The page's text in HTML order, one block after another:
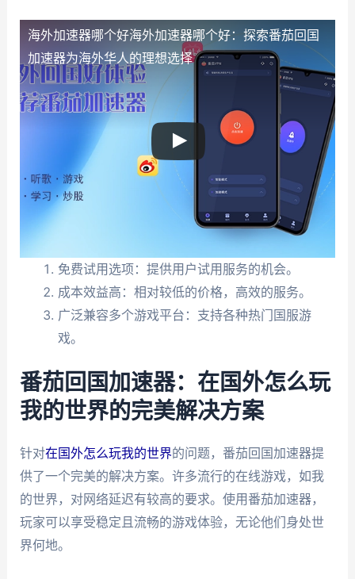
海外加速器哪个好海外加速器哪个好：探索番茄回国
加速器为海外华人的理想选择
免费试用选项：提供用户试用服务的机会。
成本效益高：相对较低的价格，高效的服务。
广泛兼容多个游戏平台：支持各种热门国服游
戏。
番茄回国加速器：在国外怎么玩
我的世界的完美解决方案
针对在国外怎么玩我的世界的问题，番茄回国加速器提
供了一个完美的解决方案。许多流行的在线游戏，如我
的世界，对网络延迟有较高的要求。使用番茄加速器，
玩家可以享受稳定且流畅的游戏体验，无论他们身处世
界何地。